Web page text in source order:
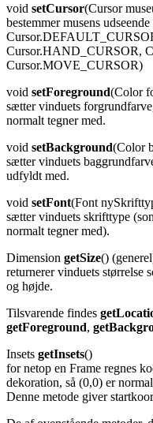
void setCursor(Cursor
bestemmer musens
Cursor.HAND_CURSOR,
Cursor.MOVE_CURSOR)
void setForeground(Color
sætter vinduets
normalt tegner med.
void setBackground(Color
sætter vinduets
udfyldt med.
void setFont(Font
sætter vinduets skrifttype
normalt tegner med).
Dimension getSize()
returnerer vinduets størrelse
og højde.
Tilsvarende findes
getForeground,
Insets getInsets()
for netop en Frame regnes
dekoration, så (0,0) er
Denne metode giver